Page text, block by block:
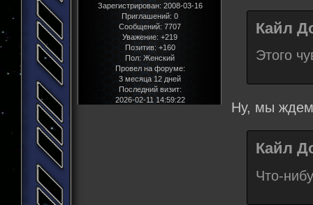
Зарегистрирован: 2008-03-16
Приглашений: 0
Сообщений: 7707
Уважение: +219
Позитив: +160
Пол:Женский
Провел на форуме:
3 месяца 12 дней
Последний визит:
2026-02-11 14:59:22
Кайл
Этого
Ну, мы ждем
Кайл
Что-